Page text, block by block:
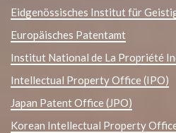
Eidgenössisches Institut für
Europäisches Patentamt
Institut National de La Propriété
Intellectual Property Office (IPO)
Japan Patent Office (JPO)
Korean Intellectual Property